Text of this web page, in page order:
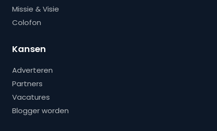
Missie & Visie
Colofon
Kansen
Adverteren
Partners
Vacatures
Blogger worden